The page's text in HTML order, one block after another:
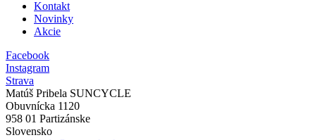
Kontakt
Novinky
Akcie
Facebook
Instagram
Strava
Matúš Pribela SUNCYCLE
Obuvnícka 1120
958 01 Partizánske
Slovensko